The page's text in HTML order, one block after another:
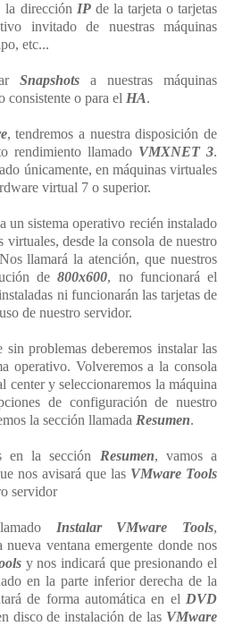
la dirección IPde la tarjeta o tarjetas
invitado de nuestras máquinas
etc...
Snapshots a nuestras máquinas
consistente o para el HA.
, tendremos a nuestra disposición de
rendimiento llamado VMXNET 3.
únicamente, en máquinas virtuales
virtual 7 o superior.
un sistema operativo recién instalado
virtuales, desde la consola de nuestro
llamará la atención, que nuestros
de800x600, no funcionará el
ni funcionarán las tarjetas de
de nuestro servidor.
problemas deberemos instalar las
operativo. Volveremos a la consola
center y seleccionaremos la máquina
de configuración de nuestro
la sección llamada Resumen.
en la sección Resumen, vamos a
nos avisará que las VMware Tools
servidor
Instalar VMware Tools,
nueva ventana emergente donde nos
y nos indicará que presionando el
en la parte inferior derecha de la
de forma automática en el DVD
disco de instalación de las VMware